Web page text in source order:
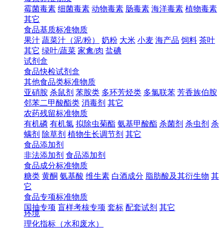
霉菌毒素 细菌毒素 动物毒素 肠毒素 海洋毒素 植物毒素
其它
食品基质标准物质
果汁 蔬菜汁（泥/粉） 奶粉 大米 小麦 海产品 饲料 茶叶
其它 绿叶/蔬菜 家禽/肉 盐碘
试剂盒
食品快检试剂盒
其他食品类标准物质
亚硝胺 杀鼠剂 苯胺类 多环芳烃类 多氯联苯 芳香族伯胺
邻苯二甲酸酯类 消毒剂 其它
农药残留标准物质
有机磷 有机氯 拟除虫菊酯 氨基甲酸酯 杀菌剂 杀虫剂 杀
螨剂 除草剂 植物生长调节剂 其它
食品添加剂
非法添加剂 食品添加剂
食品成分标准物质
糖类 黄酮 氨基酸 维生素 白酒成分 脂肪酸及其衍生物 其
它
食品专项标准物质
国抽专项 盲样考核专项 套标 配套试剂 其它
环境
理化指标（水和废水）